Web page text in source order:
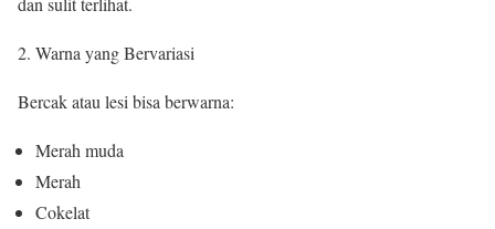
Warna yang Bervariasi
Bercak atau lesi bisa berwarna:
Merah muda
Merah
Cokelat